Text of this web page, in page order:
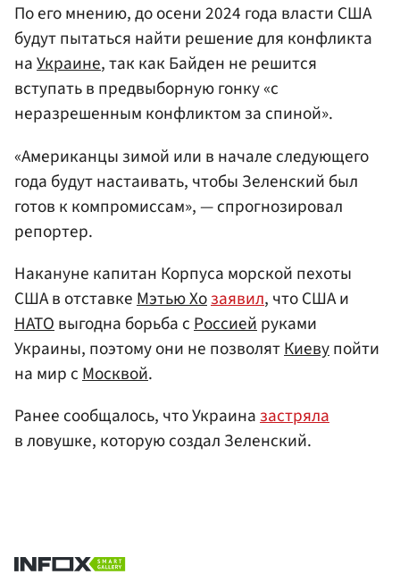
По его мнению, до осени 2024 года власти США
будут пытаться найти решение для конфликта
наУкраине, так как Байден не решится
вступать в предвыборную гонку «с
неразрешенным конфликтом за спиной».
«Американцы зимой или в начале следующего
года будут настаивать, чтобы Зеленский был
готов к компромиссам», — спрогнозировал
репортер.
Накануне капитан Корпуса морской пехоты
США в отставкеМэтью Хозаявил, что США и
НАТОвыгодна борьба сРоссиейруками
Украины, поэтому они не позволятКиевупойти
на мир сМосквой.
Ранее сообщалось, что Украиназастряла
в ловушке, которую создал Зеленский.